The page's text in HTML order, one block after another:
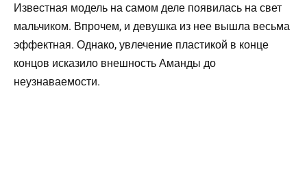
Известная модель на самом деле появилась на свет
мальчиком. Впрочем, и девушка из нее вышла весьма
эффектная. Однако, увлечение пластикой в конце
концов исказило внешность Аманды до
неузнаваемости.